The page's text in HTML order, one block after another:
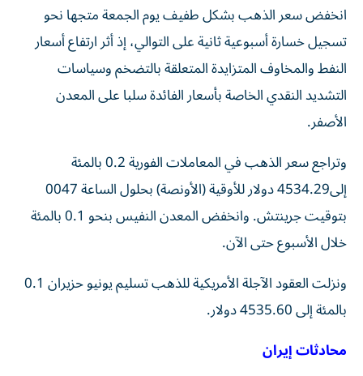
انخفض سعر الذهب بشكل طفيف يوم الجمعة متجها نحو
تسجيل خسارة أسبوعية ثانية على التوالي، إذ أثر ارتفاع ‌أسعار
النفط والمخاوف المتزايدة المتعلقة بالتضخم وسياسات
التشديد النقدي الخاصة ​بأسعار الفائدة ⁠سلبا على المعدن
الأصفر.
وتراجع سعر الذهب ‌في المعاملات الفورية 0.2 ‌بالمئة
إلى4534.29 دولار للأوقية (الأونصة) بحلول الساعة 0047
بتوقيت جرينتش. وانخفض المعدن النفيس بنحو 0.1 بالمئة
خلال الأسبوع حتى الآن.
ونزلت العقود ‌الآجلة الأمريكية للذهب تسليم يونيو حزيران 0.1
بالمئة إلى 4535.60 دولار.
محادثات إيران